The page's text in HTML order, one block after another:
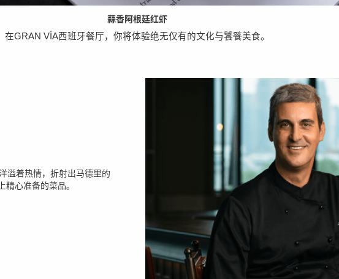
蒜香阿根廷红虾
在GRAN VÍA西班牙餐厅，你将体验绝无仅有的文化与饕餮美食。
溢着热情，折射出马德里的
心准备的菜品。